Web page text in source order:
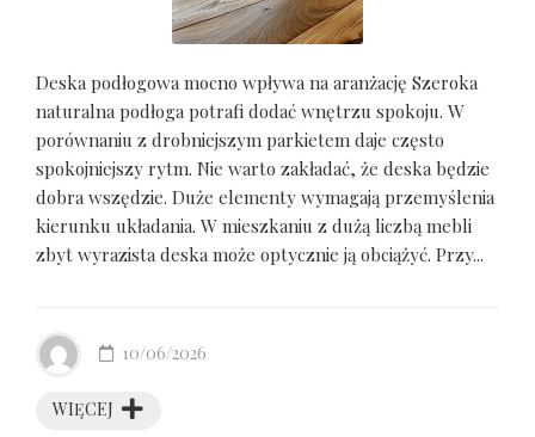
Deska podłogowa mocno wpływa na aranżację Szeroka
naturalna podłoga potrafi dodać wnętrzu spokoju. W
porównaniu z drobniejszym parkietem daje często
spokojniejszy rytm. Nie warto zakładać, że deska będzie
dobra wszędzie. Duże elementy wymagają przemyślenia
kierunku układania. W mieszkaniu z dużą liczbą mebli
zbyt wyrazista deska może optycznie ją obciążyć. Przy...
WIĘCEJ
10/06/2026